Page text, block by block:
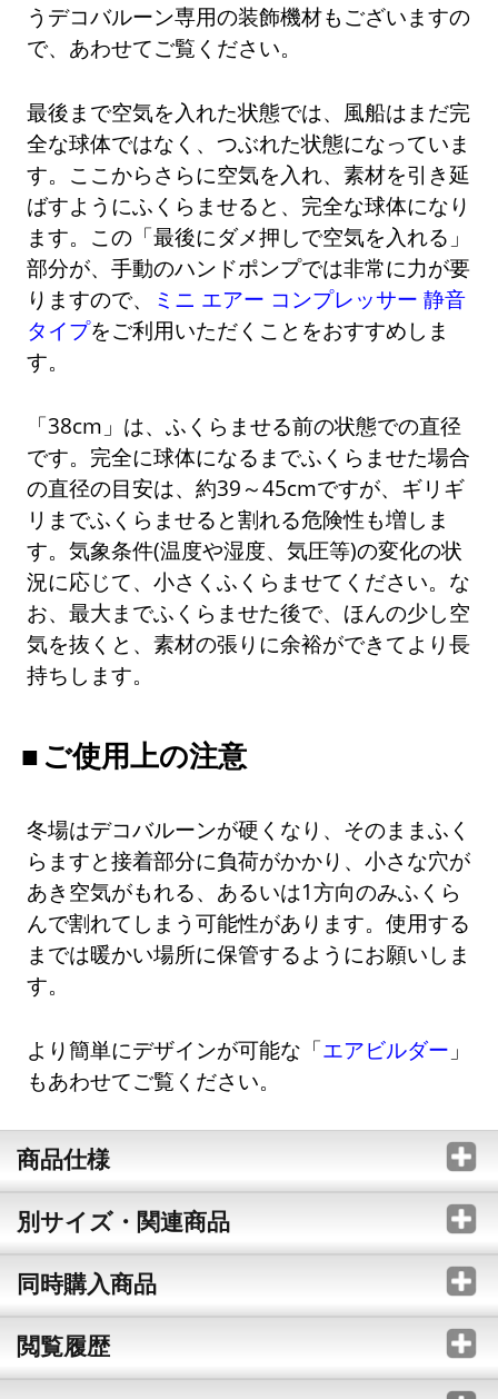
うデコバルーン専用の装飾機材もございますの
で、あわせてご覧ください。
最後まで空気を入れた状態では、風船はまだ完
全な球体ではなく、つぶれた状態になっていま
す。ここからさらに空気を入れ、素材を引き延
ばすようにふくらませると、完全な球体になり
ます。この「最後にダメ押しで空気を入れる」
部分が、手動のハンドポンプでは非常に力が要
りますので、
ミニ エアー コンプレッサー 静音
タイプをご利用いただくことをおすすめしま
す。
「38cm」は、ふくらませる前の状態での直径
です。完全に球体になるまでふくらませた場合
の直径の目安は、約39～45cmですが、ギリギ
リまでふくらませると割れる危険性も増しま
す。気象条件(温度や湿度、気圧等)の変化の状
況に応じて、小さくふくらませてください。な
お、最大までふくらませた後で、ほんの少し空
気を抜くと、素材の張りに余裕ができてより長
持ちします。
ご使用上の注意
冬場はデコバルーンが硬くなり、そのままふく
らますと接着部分に負荷がかかり、小さな穴が
あき空気がもれる、あるいは1方向のみふくら
んで割れてしまう可能性があります。使用する
までは暖かい場所に保管するようにお願いしま
す。
より簡単にデザインが可能な「エアビルダー 」
もあわせてご覧ください。
商品仕様
別サイズ・関連商品
同時購入商品
閲覧履歴